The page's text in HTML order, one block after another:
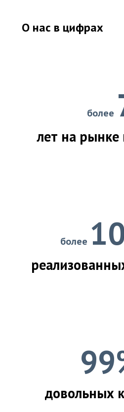
О нас в цифрах
более
лет на
более
довольных